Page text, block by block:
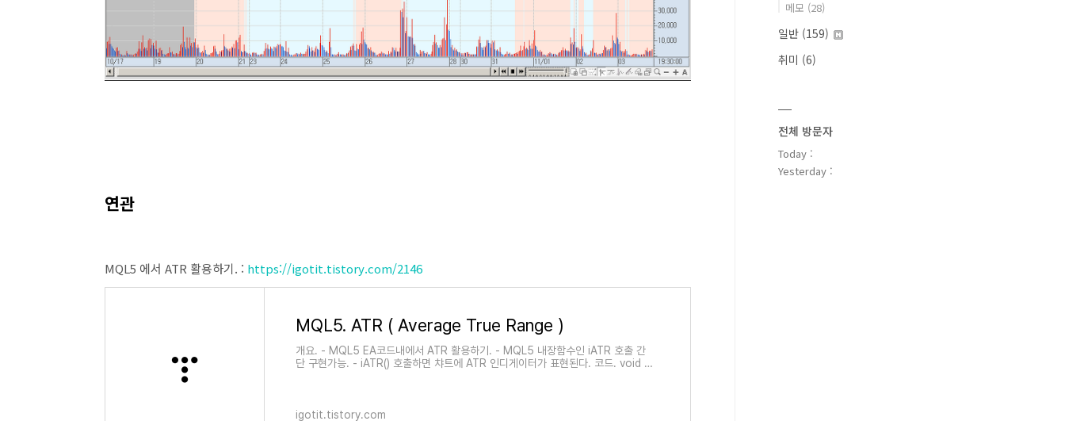
연관
MQL5 에서 ATR 활용하기. : https://igotit.tistory.com/2146
MQL5. ATR ( Average True Range )
개요. - MQL5 EA코드내에서 ATR 활용하기. - MQL5 내장함수인 iATR 호출 간
단 구현가능. - iATR() 호출하면 챠트에 ATR 인디게이터가 표현된다. 코드. void O
igotit.tistory.com
메모 (28)
일반 (159)
취미 (6)
전체 방문자
Today :
Yesterday :